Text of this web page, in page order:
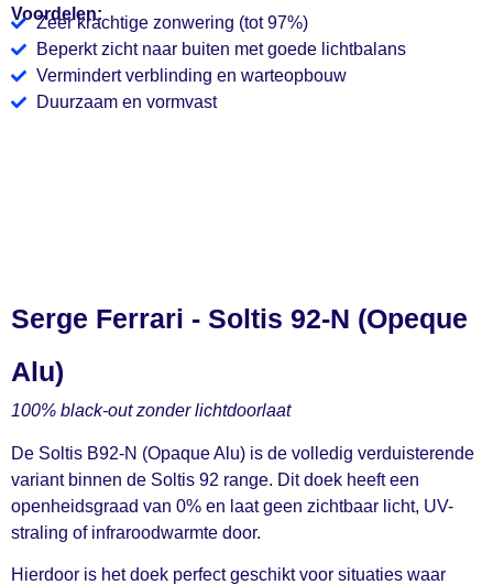
Voordelen:
Zeer krachtige zonwering (tot 97%)
Beperkt zicht naar buiten met goede lichtbalans
Vermindert verblinding en warteopbouw
Duurzaam en vormvast
Serge Ferrari - Soltis 92-N (Opeque
Alu)
100% black-out zonder lichtdoorlaat
De Soltis B92-N (Opaque Alu) is de volledig verduisterende
variant binnen de Soltis 92 range. Dit doek heeft een
openheidsgraad van 0% en laat geen zichtbaar licht, UV-
straling of infraroodwarmte door.
Hierdoor is het doek perfect geschikt voor situaties waar